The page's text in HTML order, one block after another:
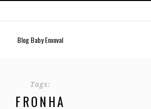
Blog Baby Enxoval
Tags:
FRONHA